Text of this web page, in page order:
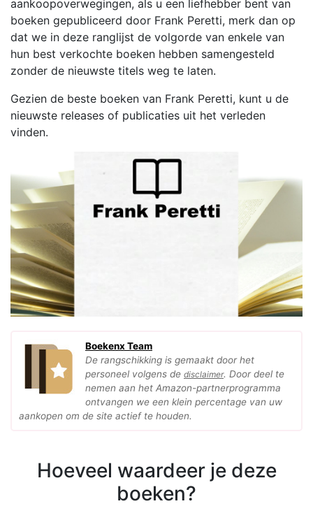
aankoopoverwegingen, als u een liefhebber bent van
boeken gepubliceerd door Frank Peretti, merk dan op
dat we in deze ranglijst de volgorde van enkele van
hun best verkochte boeken hebben samengesteld
zonder de nieuwste titels weg te laten.
Gezien de beste boeken van Frank Peretti, kunt u de
nieuwste releases of publicaties uit het verleden
vinden.
Boekenx Team
De rangschikking is gemaakt door het
personeel volgens de disclaimer. Door deel te
nemen aan het Amazon-partnerprogramma
ontvangen we een klein percentage van uw
aankopen om de site actief te houden.
Hoeveel waardeer je deze
boeken?